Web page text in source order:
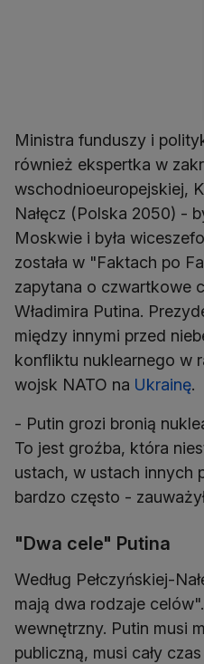
Ministra funduszy i
również ekspertka w
wschodnioeuropejskiej,
Nałęcz (Polska 2050) -
Moskwie i była
została w "Faktach po
zapytana o czwartkowe
Władimira Putina.
między innymi przed
konfliktu nuklearnego w
wojsk NATO na Ukrainę.
- Putin grozi bronią
To jest groźba, która
ustach, w ustach innych
bardzo często -
"Dwa cele" Putina
Według Pełczyńskiej-
mają dwa rodzaje
wewnętrzny. Putin musi
publiczną, musi cały